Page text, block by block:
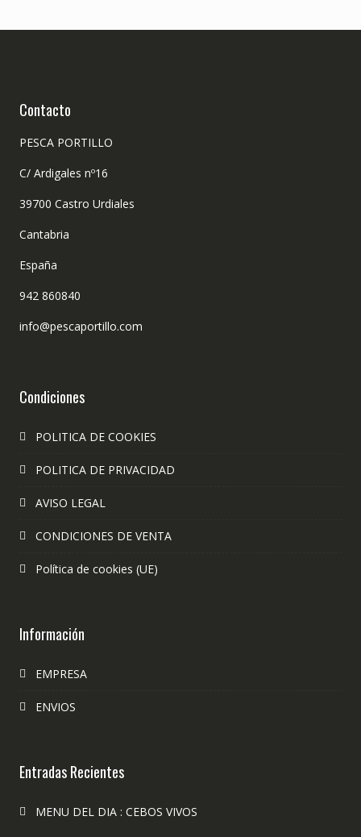
Contacto
PESCA PORTILLO
C/ Ardigales nº16
39700 Castro Urdiales
Cantabria
España
942 860840
info@pescaportillo.com
Condiciones
POLITICA DE COOKIES
POLITICA DE PRIVACIDAD
AVISO LEGAL
CONDICIONES DE VENTA
Política de cookies (UE)
Información
EMPRESA
ENVIOS
Entradas Recientes
MENU DEL DIA : CEBOS VIVOS